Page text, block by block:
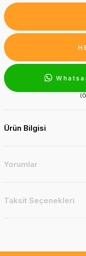
Ürün Bilgisi
Yorumlar
Taksit Seçenekleri